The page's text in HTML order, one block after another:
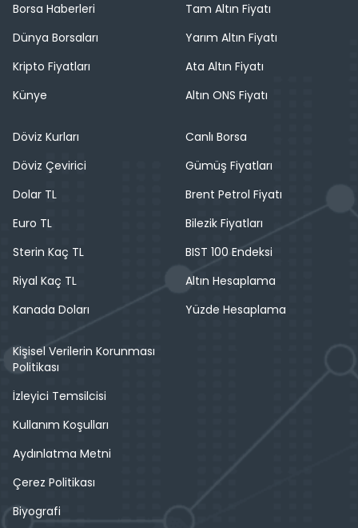
Borsa Haberleri
Dünya Borsaları
Kripto Fiyatları
Künye
Tam Altın Fiyatı
Yarım Altın Fiyatı
Ata Altın Fiyatı
Altın ONS Fiyatı
Döviz Kurları
Döviz Çevirici
Dolar TL
Euro TL
Sterin Kaç TL
Riyal Kaç TL
Kanada Doları
Canlı Borsa
Gümüş Fiyatları
Brent Petrol Fiyatı
Bilezik Fiyatları
BIST 100 Endeksi
Altın Hesaplama
Yüzde Hesaplama
Kişisel Verilerin Korunması
Politikası
İzleyici Temsilcisi
Kullanım Koşulları
Aydınlatma Metni
Çerez Politikası
Biyografi